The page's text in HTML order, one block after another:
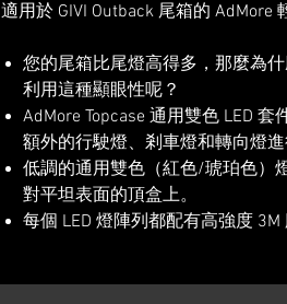
適用於 GIVI Outback 尾箱的 AdMore
您的尾箱比尾燈高得多，那麼為
利用這種顯眼性呢？
AdMore Topcase 通用雙色 LED
額外的行駛燈、剎車燈和轉向燈進
低調的通用雙色（紅色/琥珀色）
對平坦表面的頂盒上。
每個 LED 燈陣列都配有高強度 3M